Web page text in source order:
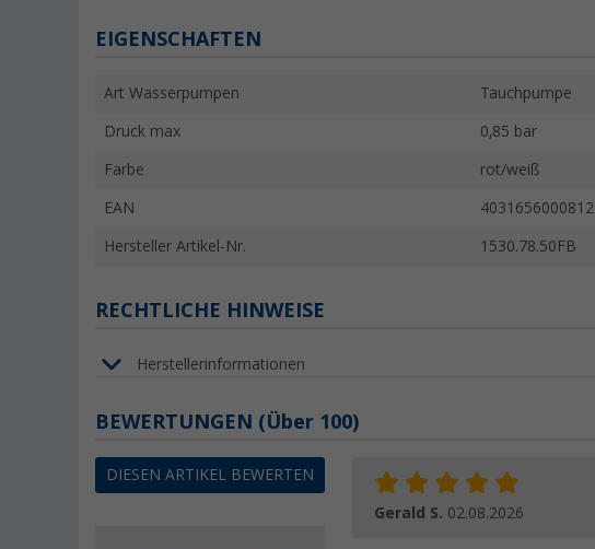
EIGENSCHAFTEN
Art Wasserpumpen Tauchpumpe
Druck max 0,85 bar
Farbe rot/weiß
EAN 4031656000812
Hersteller Artikel-Nr. 1530.78.50FB
RECHTLICHE HINWEISE
Herstellerinformationen
BEWERTUNGEN (Über 100)
DIESEN ARTIKEL BEWERTEN
Gerald S. 02.08.2026